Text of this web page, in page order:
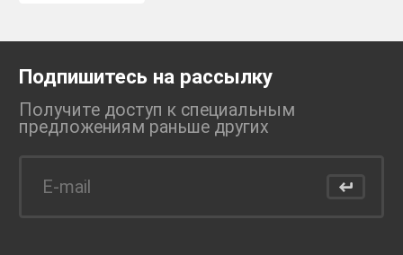
Подпишитесь на рассылку
Получите доступ к специальным
предложениям раньше других